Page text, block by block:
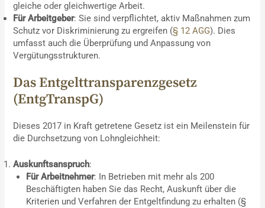
gleiche oder gleichwertige Arbeit.
Für Arbeitgeber: Sie sind verpflichtet, aktiv Maßnahmen zum
Schutz vor Diskriminierung zu ergreifen (§ 12 AGG). Dies
umfasst auch die Überprüfung und Anpassung von
Vergütungsstrukturen.
Das Entgelttransparenzgesetz
(EntgTranspG)
Dieses 2017 in Kraft getretene Gesetz ist ein Meilenstein für
die Durchsetzung von Lohngleichheit:
Auskunftsanspruch:
Für Arbeitnehmer: In Betrieben mit mehr als 200
Beschäftigten haben Sie das Recht, Auskunft über die
Kriterien und Verfahren der Entgeltfindung zu erhalten (§